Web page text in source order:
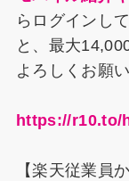
らログインし
と、最大
よろしくお願
https://r10.to/
【楽天従業員